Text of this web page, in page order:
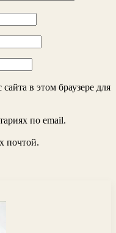
в этом браузере для
по email.
почтой.